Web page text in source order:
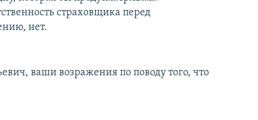
страховщика перед
нет.
ваши возражения по поводу того, что